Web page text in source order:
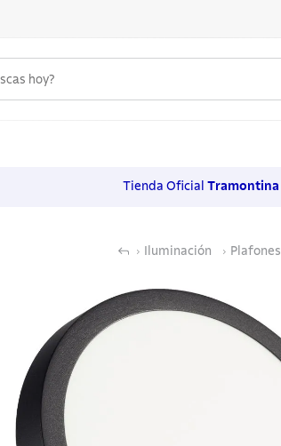
Tienda Oficial Tramontina
Iluminación Plafones